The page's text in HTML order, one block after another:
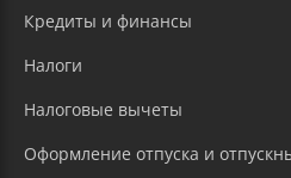
Кредиты и финансы
Налоги
Налоговые вычеты
Оформление отпуска и